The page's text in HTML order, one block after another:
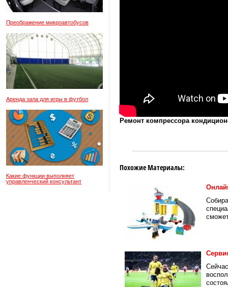
Преображение микроавтобусов
Аренда зала для игры в футбол
Какие функции выполняет
управленческий консультант
Ремонт компрессора
Похожие Материалы: